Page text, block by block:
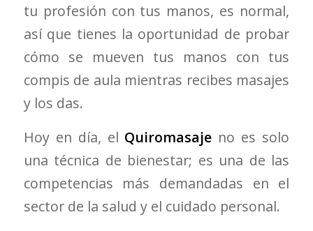
tu profesión con tus manos, es normal,
así que tienes la oportunidad de probar
cómo se mueven tus manos con tus
compis de aula mientras recibes masajes
y los das.
Hoy en día, el Quiromasaje no es solo
una técnica de bienestar; es una de las
competencias más demandadas en el
sector de la salud y el cuidado personal.